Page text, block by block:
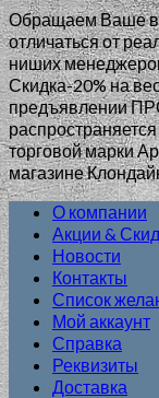
Обращаем Ваше
отличаться от
ниших
Скидка-20% на
предъявлении
торговой марки
магазине
О компании
Акции &
Новости
Контакты
Список
Мой аккаунт
Справка
Реквизиты
Доставка